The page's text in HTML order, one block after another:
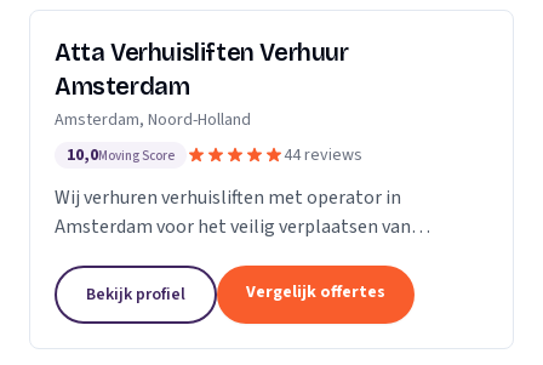
Atta Verhuisliften Verhuur
Amsterdam
Amsterdam, Noord-Holland
10,0Moving Score 44 reviews
Wij verhuren verhuisliften met operator in
Amsterdam voor het veilig verplaatsen van
Bekijk profiel Vergelijk offertes